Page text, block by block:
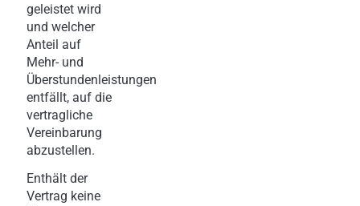
geleistet wird
und welcher
Anteil auf
Mehr- und
Überstundenleistungen
entfällt, auf die
vertragliche
Vereinbarung
abzustellen.
Enthält der
Vertrag keine